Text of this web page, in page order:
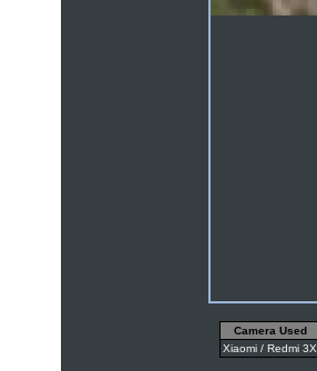
Camera Used
Xiaomi / Redmi 3X